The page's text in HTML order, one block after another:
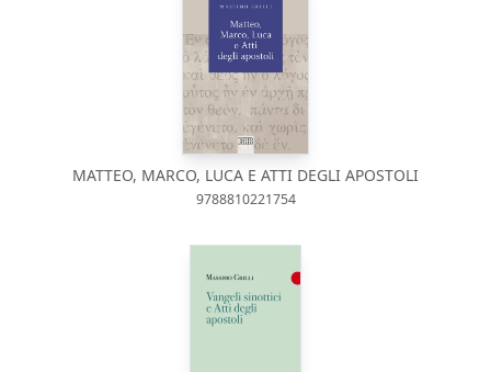
MATTEO, MARCO, LUCA E ATTI DEGLI APOSTOLI
9788810221754